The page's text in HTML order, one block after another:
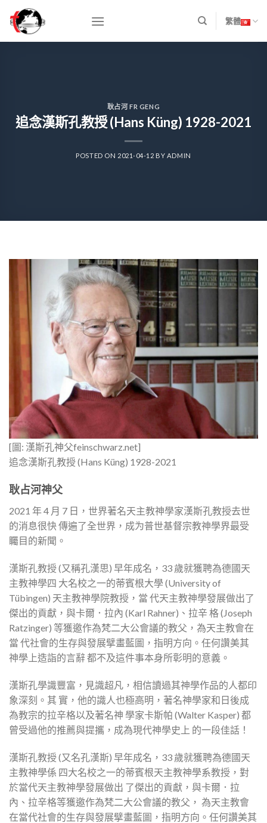
content
繁體
耿占河 FR GENG
追念漢斯孔教授 (Hans Küng) 1928-2021
POSTED ON 2021-04-12 BY ADMIN
[圖: 漢斯孔神父feinschwarz.net]
追念漢斯孔教授 (Hans Küng) 1928-2021
耿占河神父
2021 年 4 月 7 日，世界著名天主教神學家漢斯孔教授去世
的消息很快 傳遍了全世界，成为普世基督宗教神學界最受
矚目的新聞。
漢斯孔教授 (又稱孔漢思) 早年成名，33 歲就獲聘為德國天
主教神學四 大名校之一的蒂賓根大學 (University of
Tübingen) 天主教神學院教授，當 代天主教神學發展做出了
傑出的貢獻，與卡爾．拉內 (Karl Rahner)、拉辛 格 (Joseph
Ratzinger) 等獲邀作為梵二大公會議的教父，為天主教會在
當 代社會的生存與發展擘畫藍圖，指明方向。任何讚美其
神學上造詣的言辭 都不及這件事本身所彰明的意義。
漢斯孔學識豐富，見識超凡，相信讀過其神學作品的人都印
象深刻。其 實，他的識人也極高明，著名神學家和日後成
為教宗的拉辛格以及著名神 學家卡斯帕 (Walter Kasper) 都
曾受過他的推薦與提攜，成為現代神學史上 的一段佳話！
漢斯孔教授 (又名孔漢斯) 早年成名，33 歲就獲聘為德國天
主教神學係 四大名校之一的蒂賓根天主教神學系教授，對
於當代天主教神學發展做出 了傑出的貢獻，與卡爾．拉
內、拉辛格等獲邀作為梵二大公會議的教父， 為天主教會
在當代社會的生存與發展擘畫藍圖，指明方向。任何讚美其